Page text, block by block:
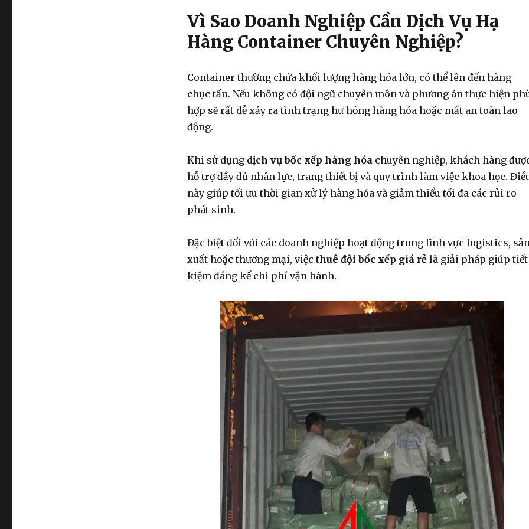
Vì Sao Doanh Nghiệp Cần Dịch Vụ Hạ
Hàng Container Chuyên Nghiệp?
Container thường chứa khối lượng hàng hóa lớn, có thể lên đến hàng
chục tấn. Nếu không có đội ngũ chuyên môn và phương án thực hiện
hợp sẽ rất dễ xảy ra tình trạng hư hỏng hàng hóa hoặc mất an toàn lao
động.
Khi sử dụng dịch vụ bốc xếp hàng hóachuyên nghiệp, khách hàng
hỗ trợ đầy đủ nhân lực, trang thiết bị và quy trình làm việc khoa học.
này giúp tối ưu thời gian xử lý hàng hóa và giảm thiểu tối đa các rủi ro
phát sinh.
Đặc biệt đối với các doanh nghiệp hoạt động trong lĩnh vực logistics,
xuất hoặc thương mại, việc thuê đội bốc xếp giá rẻlà giải pháp giúp tiết
kiệm đáng kể chi phí vận hành.